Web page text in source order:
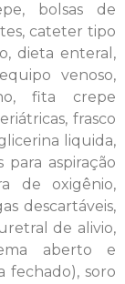
bolsas de
cateter tipo
dieta enteral,
venoso,
fita crepe
frasco
liquida,
para aspiração
de oxigênio,
descartáveis,
de alivio,
aberto e
fechado), soro